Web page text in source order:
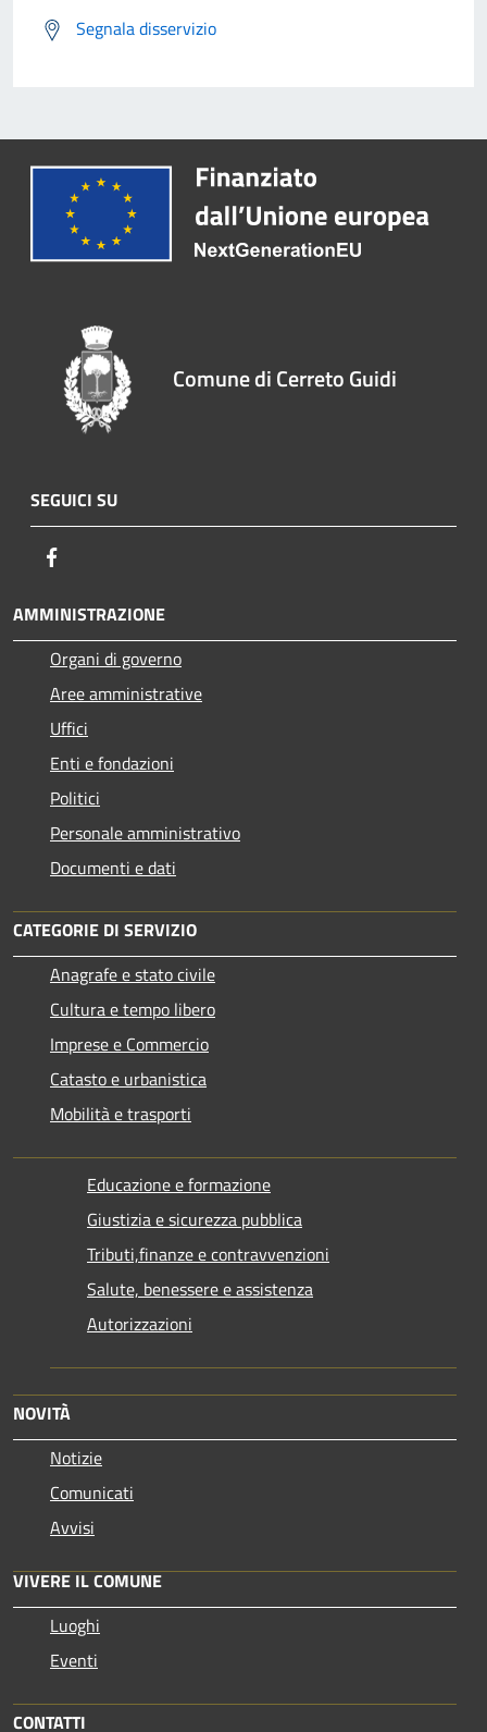
Segnala disservizio
Comune di Cerreto Guidi
SEGUICI SU
AMMINISTRAZIONE
Organi di governo
Aree amministrative
Uffici
Enti e fondazioni
Politici
Personale amministrativo
Documenti e dati
CATEGORIE DI SERVIZIO
Anagrafe e stato civile
Cultura e tempo libero
Imprese e Commercio
Catasto e urbanistica
Mobilità e trasporti
Educazione e formazione
Giustizia e sicurezza pubblica
Tributi,finanze e contravvenzioni
Salute, benessere e assistenza
Autorizzazioni
NOVITÀ
Notizie
Comunicati
Avvisi
VIVERE IL COMUNE
Luoghi
Eventi
CONTATTI